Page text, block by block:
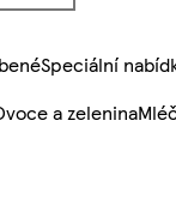
Speciální
a zelenina